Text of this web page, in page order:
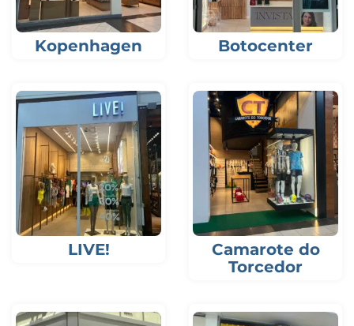
Kopenhagen Botocenter
LIVE!
Camarote do
Torcedor